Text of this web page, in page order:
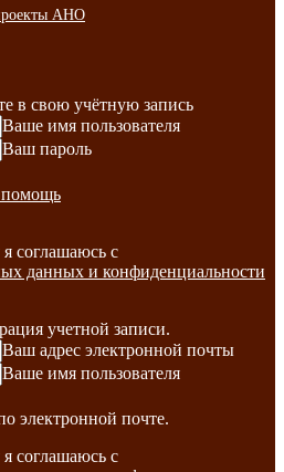
АНО
в свою учётную запись
Ваше имя пользователя
Ваш пароль
помощь
соглашаюсь с
данных и конфиденциальности
учетной записи.
Ваш адрес электронной почты
Ваше имя пользователя
электронной почте.
соглашаюсь с